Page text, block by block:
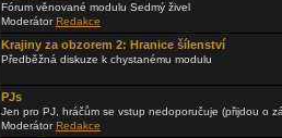
Fórum věnované modulu Sedmý živel
ModerátorRedakce
Krajiny za obzorem 2: Hranice šílenství
Předběžná diskuze k chystanému modulu
PJs
Jen pro PJ, hráčům se vstup nedoporučuje (přijdou o
ModerátorRedakce